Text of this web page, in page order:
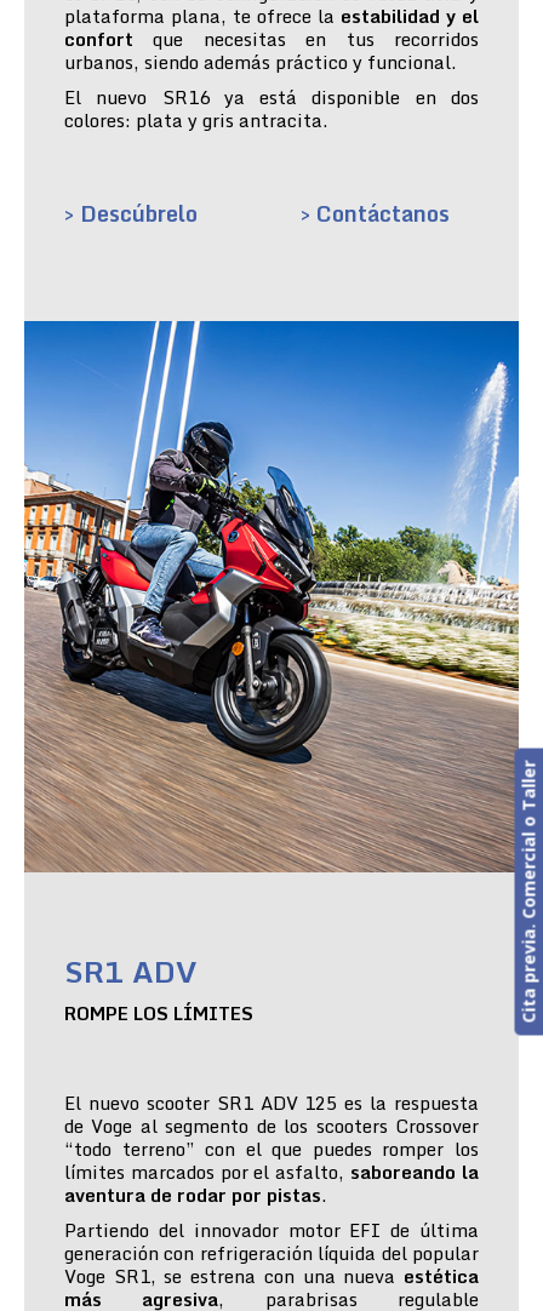
plataforma plana, te ofrece la estabilidad y el
confort que necesitas en tus recorridos
urbanos, siendo además práctico y funcional.
El nuevo SR16 ya está disponible en dos
colores: plata y gris antracita.
> Descúbrelo > Contáctanos
SR1 ADV
ROMPE LOS LÍMITES
El nuevo scooter SR1 ADV 125 es la respuesta
de Voge al segmento de los scooters Crossover
“todo terreno” con el que puedes romper los
límites marcados por el asfalto, saboreando la
aventura de rodar por pistas.
Partiendo del innovador motor EFI de última
generación con refrigeración líquida del popular
Voge SR1, se estrena con una nueva estética
más agresiva, parabrisas regulable
Cita previa. Comercial o Taller